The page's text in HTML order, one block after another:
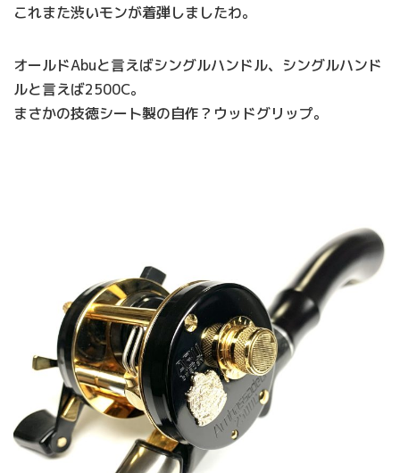
これまた渋いモンが着弾しましたわ。
オールドAbuと言えばシングルハンドル、シングルハンド
ルと言えば2500C。
まさかの技徳シート製の自作？ウッドグリップ。